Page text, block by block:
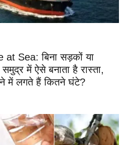
Sea: बिना सड़कों या
में ऐसे बनाता है रास्ता,
में लगते हैं कितने घंटे?